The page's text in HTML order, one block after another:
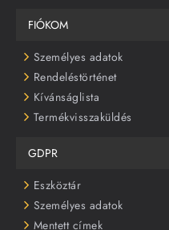
FIÓKOM
Személyes adatok
Rendeléstörténet
Kívánságlista
Termékvisszaküldés
GDPR
Eszköztár
Személyes adatok
Mentett címek